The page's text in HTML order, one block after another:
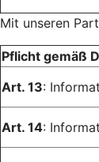
Mit unseren
Pflicht gemäß
Art. 13:
Art. 14: